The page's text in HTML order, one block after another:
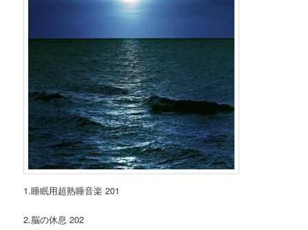
1.睡眠用超熟睡音楽 201
2.脳の休息 202